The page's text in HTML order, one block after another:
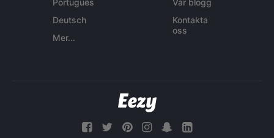
Português
Deutsch
Mer...
Vår blogg
Kontakta
oss